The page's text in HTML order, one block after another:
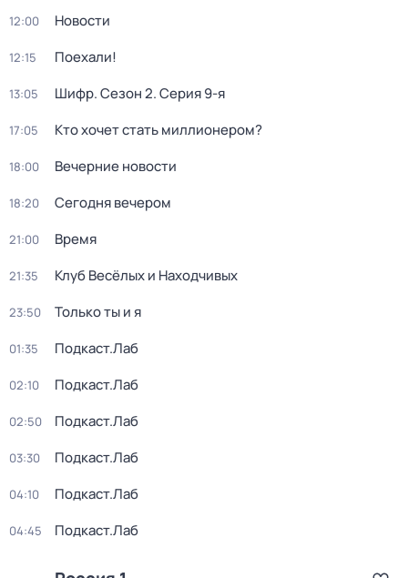
12:00 Новости
12:15 Поехали!
13:05 Шифр. Сезон 2. Серия 9-я
17:05 Кто хочет стать миллионером?
18:00 Вечерние новости
18:20 Сегодня вечером
21:00 Время
21:35 Клуб Весёлых и Находчивых
23:50 Только ты и я
01:35 Подкаст.Лаб
02:10 Подкаст.Лаб
02:50 Подкаст.Лаб
03:30 Подкаст.Лаб
04:10 Подкаст.Лаб
04:45 Подкаст.Лаб